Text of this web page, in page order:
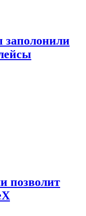
заполонили
позволит